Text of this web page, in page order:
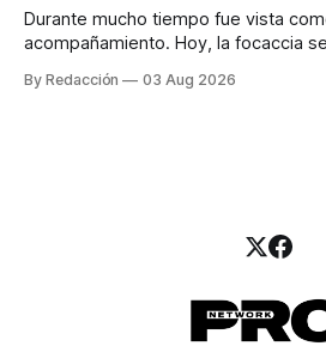
Durante mucho tiempo fue vista
acompañamiento. Hoy, la focaccia
artesanal, ingredientes de calidad y
By Redacción 03 Aug 2026